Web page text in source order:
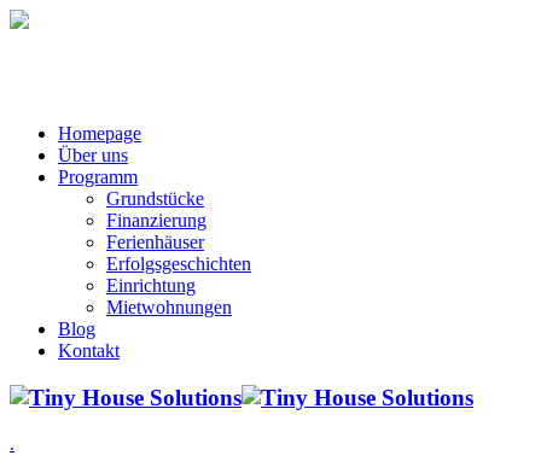
Homepage
Über uns
Programm
Grundstücke
Finanzierung
Ferienhäuser
Erfolgsgeschichten
Einrichtung
Mietwohnungen
Blog
Kontakt
.